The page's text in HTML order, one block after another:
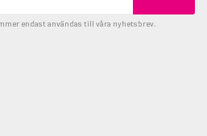
endast användas till våra nyhetsbrev.